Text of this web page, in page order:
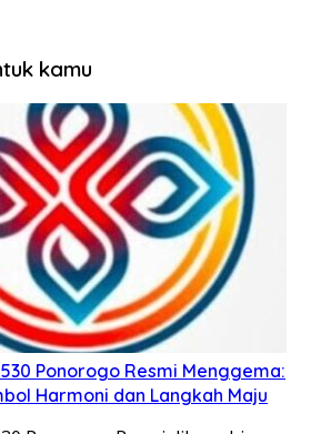
kamu
Ponorogo Resmi Menggema:
Harmoni dan Langkah Maju